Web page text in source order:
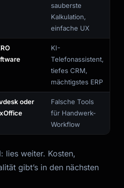
sauberste
Kalkulation,
einfache UX
KI-
Telefonassistent,
tiefes CRM,
mächtigstes ERP
oder
Falsche Tools
für Handwerk-
Workflow
lies weiter. Kosten,
gibt’s in den nächsten